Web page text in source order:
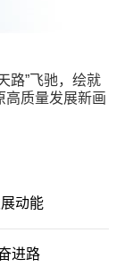
路”飞驰，绘就
高质量发展新画
动能
进路